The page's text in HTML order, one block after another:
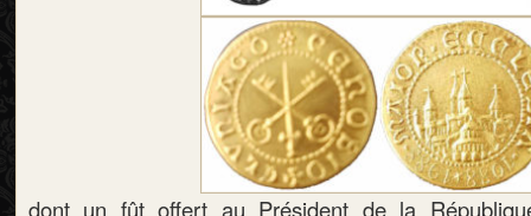
dont un fût offert au Président de la